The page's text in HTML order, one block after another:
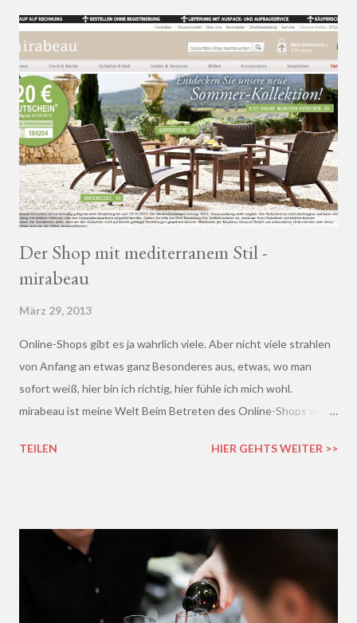
Der Shop mit mediterranem Stil -
mirabeau
März 29, 2013
Online-Shops gibt es ja wahrlich viele. Aber nicht viele strahlen
von Anfang an etwas ganz Besonderes aus, etwas, wo man
sofort weiß, hier bin ich richtig, hier fühle ich mich wohl.
mirabeau ist meine Welt Beim Betreten des Online-Shops von
Harmonische - ich wusste sofort, hier fühle ich mich wohl :)
TEILEN HIER GEHTS WEITER >>